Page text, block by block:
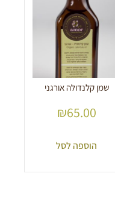
שמן קלנדולה אורגני
₪65.00
הוספה לסל